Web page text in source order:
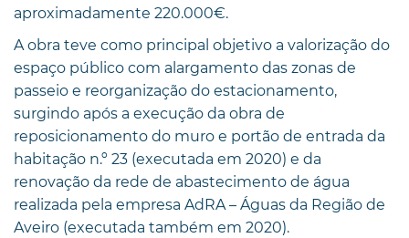
aproximadamente 220.000€.
A obra teve como principal objetivo a valorização do
espaço público com alargamento das zonas de
passeio e reorganização do estacionamento,
surgindo após a execução da obra de
reposicionamento do muro e portão de entrada da
habitação n.º 23 (executada em 2020) e da
renovação da rede de abastecimento de água
realizada pela empresa AdRA – Águas da Região de
Aveiro (executada também em 2020).